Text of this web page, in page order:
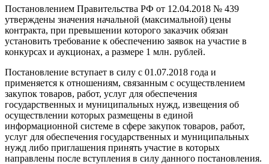
Постановлением Правительства РФ от 12.04.2018 № 439
утверждены значения начальной (максимальной) цены
контракта, при превышении которого заказчик обязан
установить требование к обеспечению заявок на участие в
конкурсах и аукционах, а размере 1 млн. рублей.
Постановление вступает в силу с 01.07.2018 года и
применяется к отношениям, связанным с осуществлением
закупок товаров, работ, услуг для обеспечения
государственных и муниципальных нужд, извещения об
осуществлении которых размещены в единой
информационной системе в сфере закупок товаров, работ,
услуг для обеспечения государственных и муниципальных
нужд либо приглашения принять участие в которых
направлены после вступления в силу данного постановления.